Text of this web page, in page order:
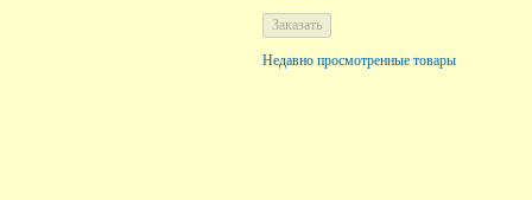
Недавно просмотренные товары